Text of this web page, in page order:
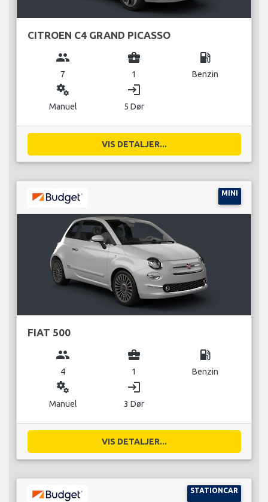
CITROEN C4 GRAND PICASSO
group
7
business_center
1
local_gas_station
Benzin
miscellaneous_services
Manuel
login
5 Dør
VIS DETALJER...
MINI
FIAT 500
group
4
business_center
1
local_gas_station
Benzin
miscellaneous_services
Manuel
login
3 Dør
VIS DETALJER...
STATIONCAR